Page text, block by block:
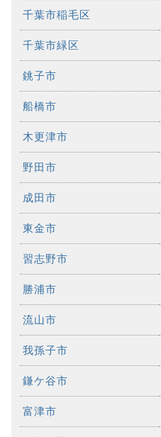
千葉市稲毛区
千葉市緑区
銚子市
船橋市
木更津市
野田市
成田市
東金市
習志野市
勝浦市
流山市
我孫子市
鎌ケ谷市
富津市